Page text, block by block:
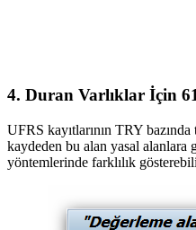
4. Duran Varlıklar İçin
UFRS kayıtlarının TRY
kaydeden bu alan yasal alanlara
yöntemlerinde farklılık